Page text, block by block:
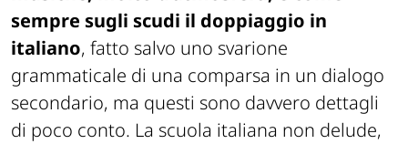
sempre sugli scudi il doppiaggio in
italiano, fatto salvo uno svarione
grammaticale di una comparsa in un dialogo
secondario, ma questi sono davvero dettagli
di poco conto. La scuola italiana non delude,